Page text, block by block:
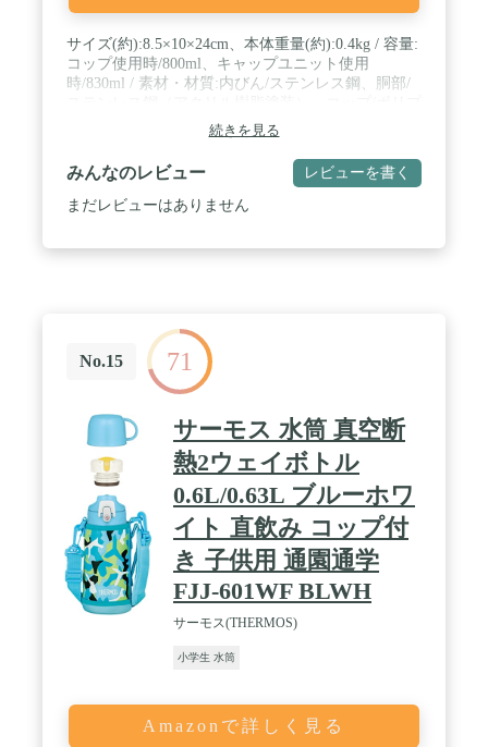
サイズ(約):8.5×10×24cm、本体重量(約):0.4kg / 容量:
コップ使用時/800ml、キャップユニット使用
時/830ml / 素材・材質:内びん/ステンレス鋼、胴部/
ロピレン、中せん/ポリプロピレン、フタ・キャップ
本体/ポリプロピレン、フタパッキン（中せん）/シ
リコーンゴム、フタパッキン（キャップユニット）/
シリコーンゴム、せんパッキン/シリコーンゴム、シ
ールパッキン/シリコーンゴム、【ポーチ】外生地/
続きを見る
みんなのレビュー レビューを書く
まだレビューはありません
No.15 71
サーモス 水筒 真空断
熱2ウェイボトル
0.6L/0.63L ブルーホワ
イト 直飲み コップ付
き 子供用 通園通学
FJJ-601WF BLWH
サーモス(THERMOS)
小学生 水筒
Amazonで詳しく見る